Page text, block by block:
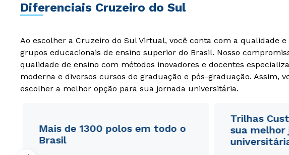
Diferenciais Cruzeiro do Sul
Ao escolher a Cruzeiro do Sul Virtual, você conta com a qualidade
grupos educacionais de ensino superior do Brasil. Nosso
qualidade de ensino com métodos inovadores e docentes
moderna e diversos cursos de graduação e pós-graduação. Assim,
escolher a melhor opção para sua jornada universitária.
Mais de 1300 polos em todo o
Brasil
Trilhas
sua melhor